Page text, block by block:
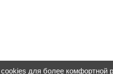
для более комфортной